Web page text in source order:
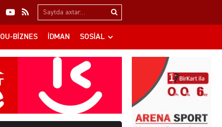
Search…
BIZNES İDMAN SOSIAL